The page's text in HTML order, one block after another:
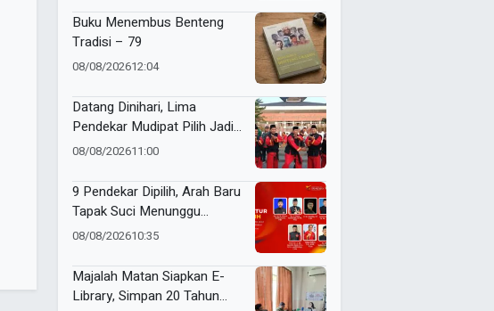
Buku Menembus Benteng
Tradisi – 79
08/08/202612:04
Datang Dinihari, Lima
Pendekar Mudipat Pilih Jadi
Saksi Sejarah Muktamar XVI
08/08/202611:00
9 Pendekar Dipilih, Arah Baru
Tapak Suci Menunggu
Keputusan Formatur
08/08/202610:35
Majalah Matan Siapkan E-
Library, Simpan 20 Tahun